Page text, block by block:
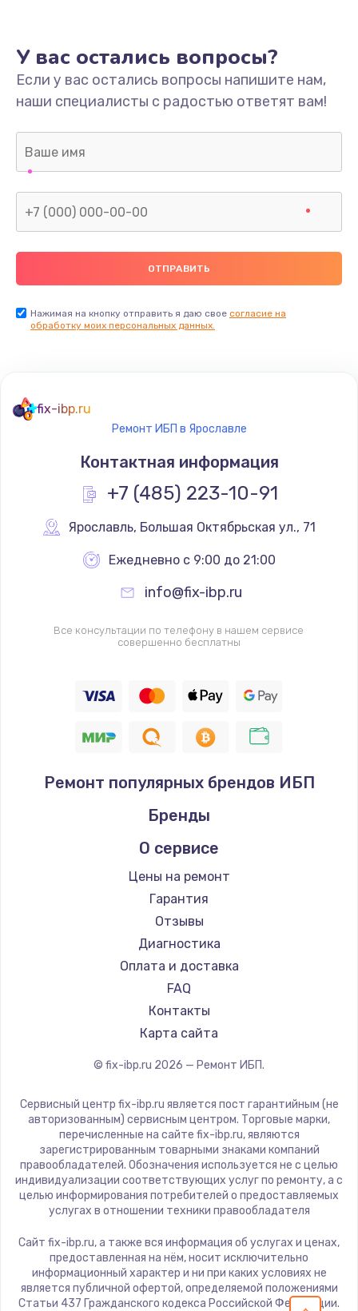
У вас остались вопросы?
Если у вас остались вопросы напишите нам,
наши специалисты с радостью ответят вам!
Нажимая на кнопку отправить я даю свое согласие на
обработку моих персональных данных.
fix-ibp.ru
Ремонт ИБП в Ярославле
Контактная информация
+7 (485) 223-10-91
Ярославль, Большая Октябрьская ул., 71
Ежедневно с 9:00 до 21:00
info@fix-ibp.ru
Все консультации по телефону в нашем сервисе
совершенно бесплатны
Ремонт популярных брендов ИБП
Бренды
О сервисе
Цены на ремонт
Гарантия
Отзывы
Диагностика
Оплата и доставка
FAQ
Контакты
Карта сайта
© fix-ibp.ru 2026 — Ремонт ИБП.
Сервисный центр fix-ibp.ru является пост гарантийным (не
авторизованным) сервисным центром. Торговые марки,
перечисленные на сайте fix-ibp.ru, являются
зарегистрированным товарными знаками компаний
правообладателей. Обозначения используется не с целью
индивидуализации соответствующих услуг по ремонту, а с
целью информирования потребителей о предоставляемых
услугах в отношении техники правообладателя
Сайт fix-ibp.ru, а также вся информация об услугах и ценах,
предоставленная на нём, носит исключительно
информационный характер и ни при каких условиях не
является публичной офертой, определяемой положениями
Статьи 437 Гражданского кодекса Российской Федерации.